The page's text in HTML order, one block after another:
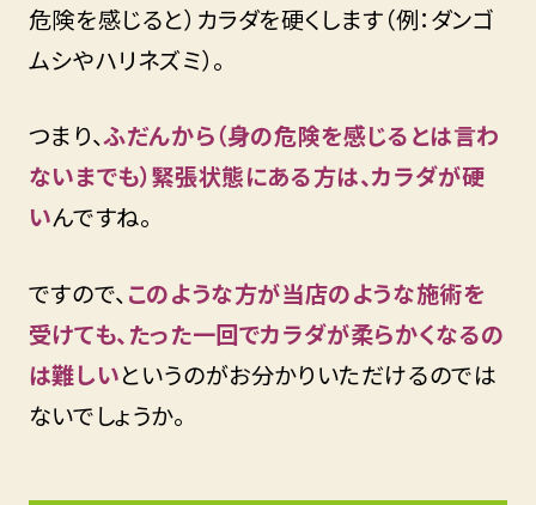
危険を感じると）カラダを硬くします（例：ダンゴ
ムシやハリネズミ）。
つまり、ふだんから（身の危険を感じるとは言わ
ないまでも）緊張状態にある方は、カラダが硬
いんですね。
ですので、このような方が当店のような施術を
受けても、たった一回でカラダが柔らかくなるの
は難しいというのがお分かりいただけるのでは
ないでしょうか。